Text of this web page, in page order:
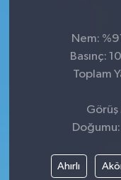
Nem:
Basınç:
Toplam
Görüş
Ahırlı